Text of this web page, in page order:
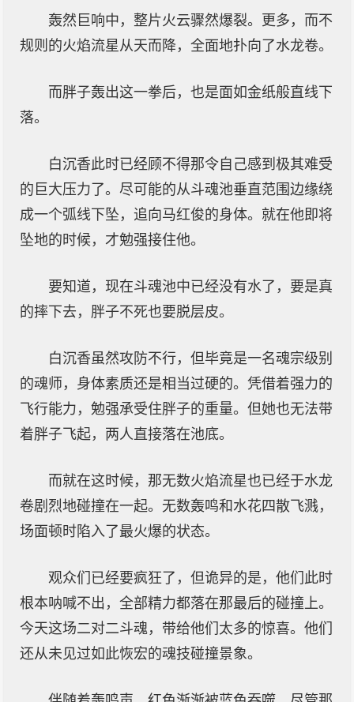
轰然巨响中，整片火云骤然爆裂。更多，而不
规则的火焰流星从天而降，全面地扑向了水龙卷。
而胖子轰出这一拳后，也是面如金纸般直线下
落。
白沉香此时已经顾不得那令自己感到极其难受
的巨大压力了。尽可能的从斗魂池垂直范围边缘绕
成一个弧线下坠，追向马红俊的身体。就在他即将
坠地的时候，才勉强接住他。
要知道，现在斗魂池中已经没有水了，要是真
的摔下去，胖子不死也要脱层皮。
白沉香虽然攻防不行，但毕竟是一名魂宗级别
的魂师，身体素质还是相当过硬的。凭借着强力的
飞行能力，勉强承受住胖子的重量。但她也无法带
着胖子飞起，两人直接落在池底。
而就在这时候，那无数火焰流星也已经于水龙
卷剧烈地碰撞在一起。无数轰鸣和水花四散飞溅，
场面顿时陷入了最火爆的状态。
观众们已经要疯狂了，但诡异的是，他们此时
根本呐喊不出，全部精力都落在那最后的碰撞上。
今天这场二对二斗魂，带给他们太多的惊喜。他们
还从未见过如此恢宏的魂技碰撞景象。